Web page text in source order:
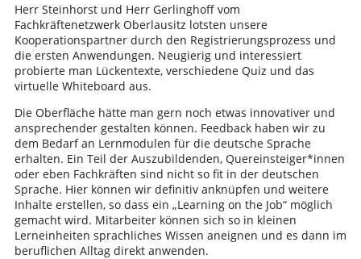
Herr Steinhorst und Herr Gerlinghoff vom
Fachkräftenetzwerk Oberlausitz lotsten unsere
Kooperationspartner durch den Registrierungsprozess und
die ersten Anwendungen. Neugierig und interessiert
probierte man Lückentexte, verschiedene Quiz und das
virtuelle Whiteboard aus.
Die Oberfläche hätte man gern noch etwas innovativer und
ansprechender gestalten können. Feedback haben wir zu
dem Bedarf an Lernmodulen für die deutsche Sprache
erhalten. Ein Teil der Auszubildenden, Quereinsteiger*innen
oder eben Fachkräften sind nicht so fit in der deutschen
Sprache. Hier können wir definitiv anknüpfen und weitere
Inhalte erstellen, so dass ein „Learning on the Job“ möglich
gemacht wird. Mitarbeiter können sich so in kleinen
Lerneinheiten sprachliches Wissen aneignen und es dann im
beruflichen Alltag direkt anwenden.